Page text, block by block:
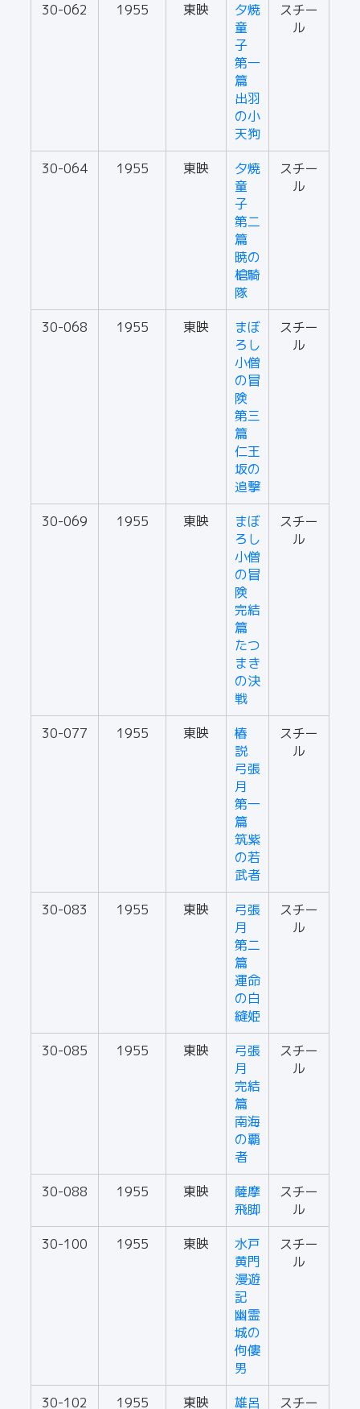
30-062 1955 東映
夕焼
童
子
第一
篇
出羽
の小
天狗
スチー
ル
30-064 1955 東映
夕焼
童
子
第二
篇
暁の
槍騎
隊
スチー
ル
30-068 1955 東映
まぼ
ろし
小僧
の冒
険
第三
篇
仁王
坂の
追撃
スチー
ル
30-069 1955 東映
まぼ
ろし
小僧
の冒
険
完結
篇
たつ
まき
の決
戦
スチー
ル
30-077 1955 東映
椿
説
弓張
月
第一
篇
筑紫
の若
武者
スチー
ル
30-083 1955 東映
弓張
月
第二
篇
運命
の白
縫姫
スチー
ル
30-085 1955 東映
弓張
月
完結
篇
南海
の覇
者
スチー
ル
30-088 1955 東映
薩摩
飛脚
スチー
ル
30-100
1955 東映
水戸
黄門
漫遊
記
幽霊
城の
佝僂
男
スチー
ル
30-102 1955 東映 雄呂 スチー